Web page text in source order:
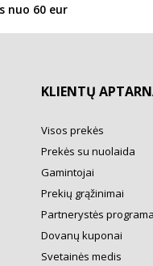
nuo 60 eur
KLIENTŲ
Visos prekės
Prekės su nuolaida
Gamintojai
Prekių grąžinimai
Partnerystės programa
Dovanų kuponai
Svetainės medis